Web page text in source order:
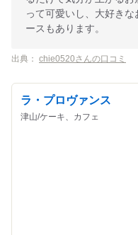
って可愛いし、大好き
ースもあります。
出典： chie0520さんの口コミ
ラ・プロヴァンス
津山/ケーキ、カフェ